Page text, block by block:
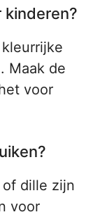
Maak de
voor
of dille zijn
voor